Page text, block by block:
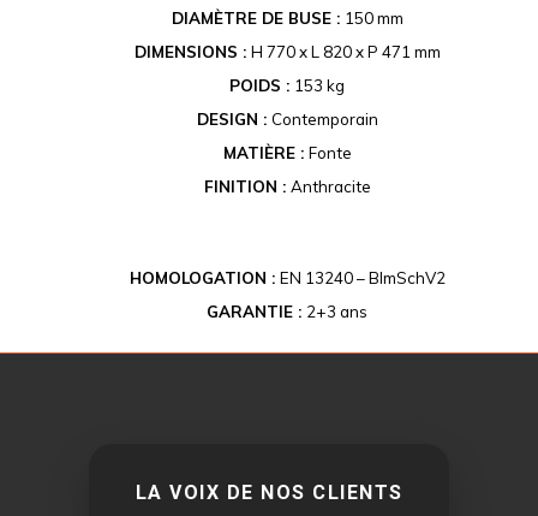
DIAMÈTRE DE BUSE : 150 mm
DIMENSIONS : H 770 x L 820 x P 471 mm
POIDS : 153 kg
DESIGN : Contemporain
MATIÈRE : Fonte
FINITION : Anthracite
HOMOLOGATION : EN 13240 – BImSchV2
GARANTIE : 2+3 ans
LA VOIX DE NOS CLIENTS